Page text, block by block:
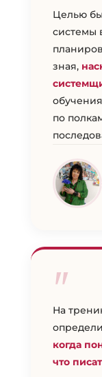
Целью
системы
зная,
по
"
На
когда
что